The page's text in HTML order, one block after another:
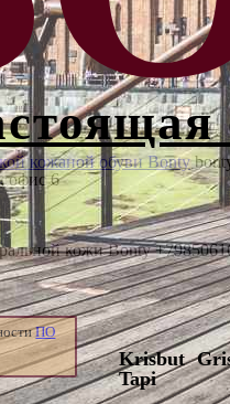
ПО
Krisbut
Tapi
кожаной обуви Bonty
офис 6
кожи Bonty